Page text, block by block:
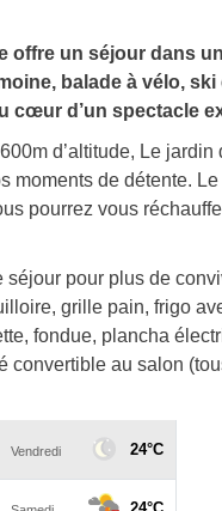
offre un séjour dans
balade à vélo,
cœur d’un spectacle
d’altitude, Le
moments de détente.
pourrez vous
séjour pour plus de
grille pain, frigo
fondue, plancha
convertible au salon